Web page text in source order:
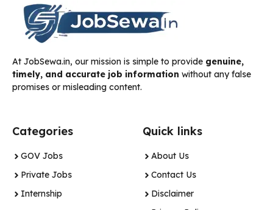
At JobSewa.in, our mission is simple to provide genuine,
timely, and accurate job information without any false
promises or misleading content.
Categories
GOV Jobs
Private Jobs
Internship
Quick links
About Us
Contact Us
Disclaimer